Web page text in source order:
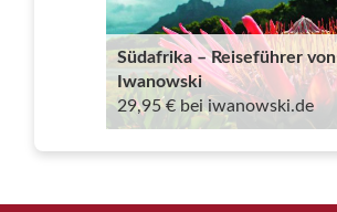
Südafrika – Reiseführer von
Iwanowski
29,95 € bei iwanowski.de